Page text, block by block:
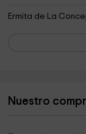
Ermita de La
Cementerio
Nuestro